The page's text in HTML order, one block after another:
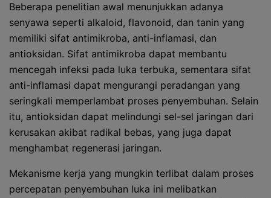
Beberapa penelitian awal menunjukkan adanya
senyawa seperti alkaloid, flavonoid, dan tanin yang
memiliki sifat antimikroba, anti-inflamasi, dan
antioksidan. Sifat antimikroba dapat membantu
mencegah infeksi pada luka terbuka, sementara sifat
anti-inflamasi dapat mengurangi peradangan yang
seringkali memperlambat proses penyembuhan. Selain
itu, antioksidan dapat melindungi sel-sel jaringan dari
kerusakan akibat radikal bebas, yang juga dapat
menghambat regenerasi jaringan.
Mekanisme kerja yang mungkin terlibat dalam proses
percepatan penyembuhan luka ini melibatkan